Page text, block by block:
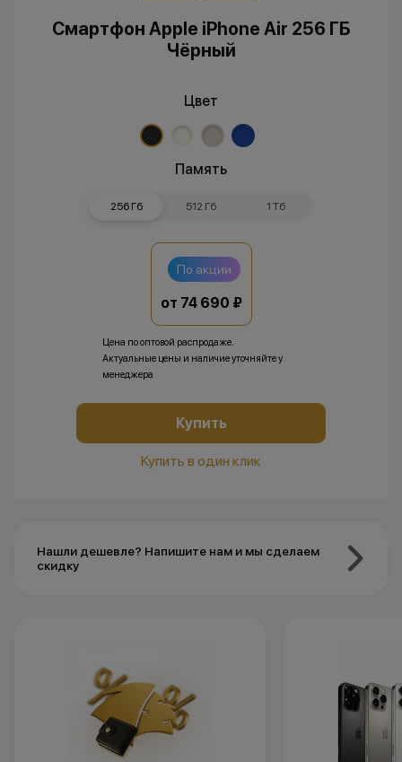
Смартфон Apple iPhone Air 256 ГБ
Чёрный
Цвет
Память
256 Гб 512 Гб 1 Тб
По акции
от 74 690 ₽
Цена по оптовой распродаже.
Актуальные цены и наличие уточняйте у
менеджера
Купить
Купить в один клик
Нашли дешевле? Напишите нам и мы сделаем
скидку